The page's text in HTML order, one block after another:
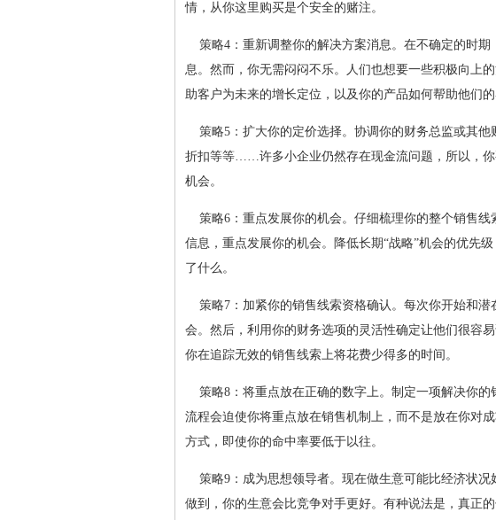
情，从你这里购买是个安全的赌注。
策略4：重新调整你的解决方案消息。在不确定的时期
息。然而，你无需闷闷不乐。人们也想要一些积极向上
助客户为未来的增长定位，以及你的产品如何帮助他们的
策略5：扩大你的定价选择。协调你的财务总监或其他
折扣等等……许多小企业仍然存在现金流问题，所以，
机会。
策略6：重点发展你的机会。仔细梳理你的整个销售线
信息，重点发展你的机会。降低长期“战略”机会的优先
了什么。
策略7：加紧你的销售线索资格确认。每次你开始和
会。然后，利用你的财务选项的灵活性确定让他们很容
你在追踪无效的销售线索上将花费少得多的时间。
策略8：将重点放在正确的数字上。制定一项解决你的
流程会迫使你将重点放在销售机制上，而不是放在你对
方式，即使你的命中率要低于以往。
策略9：成为思想领导者。现在做生意可能比经济状
做到，你的生意会比竞争对手更好。有种说法是，真正